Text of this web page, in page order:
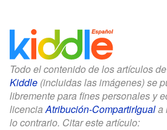
Todo el contenido de los artículos
Kiddle (incluidas las imágenes) se
libremente para fines personales y
licenciaAtribución-CompartirIguala
lo contrario. Citar este artículo: